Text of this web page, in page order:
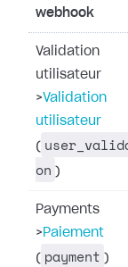
webhook
Validation
utilisateur
>Validation
utilisateur
(
on )
Payments
> Paiement
( payment )